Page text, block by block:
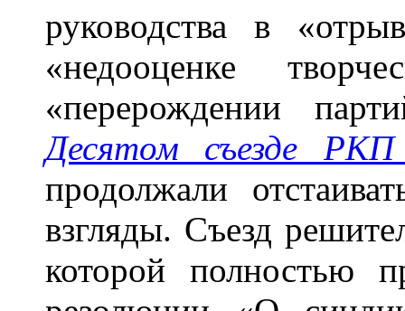
руководства в
«недооценке
«перерождении
Десятом съезде
продолжали
взгляды. Съезд
которой полностью